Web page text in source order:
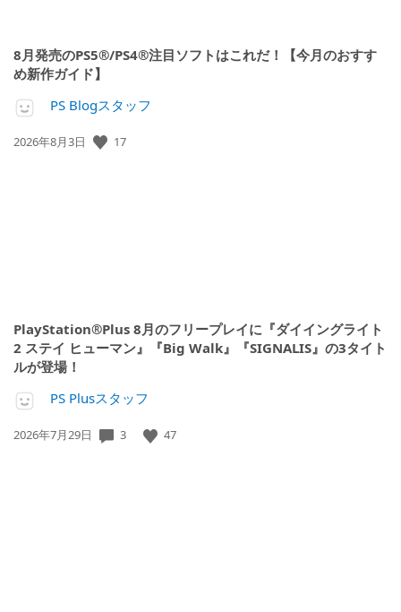
8月発売のPS5®/PS4®注目ソフトはこれだ！【今月のおすす
め新作ガイド】
PS Blogスタッフ
公
2026年8月3日 17
PlayStation®Plus 8月のフリープレイに『ダイイングライト
2 ステイ ヒューマン』『Big Walk』『SIGNALIS』の3タイト
ルが登場！
PS Plusスタッフ
公
2026年7月29日 3 47